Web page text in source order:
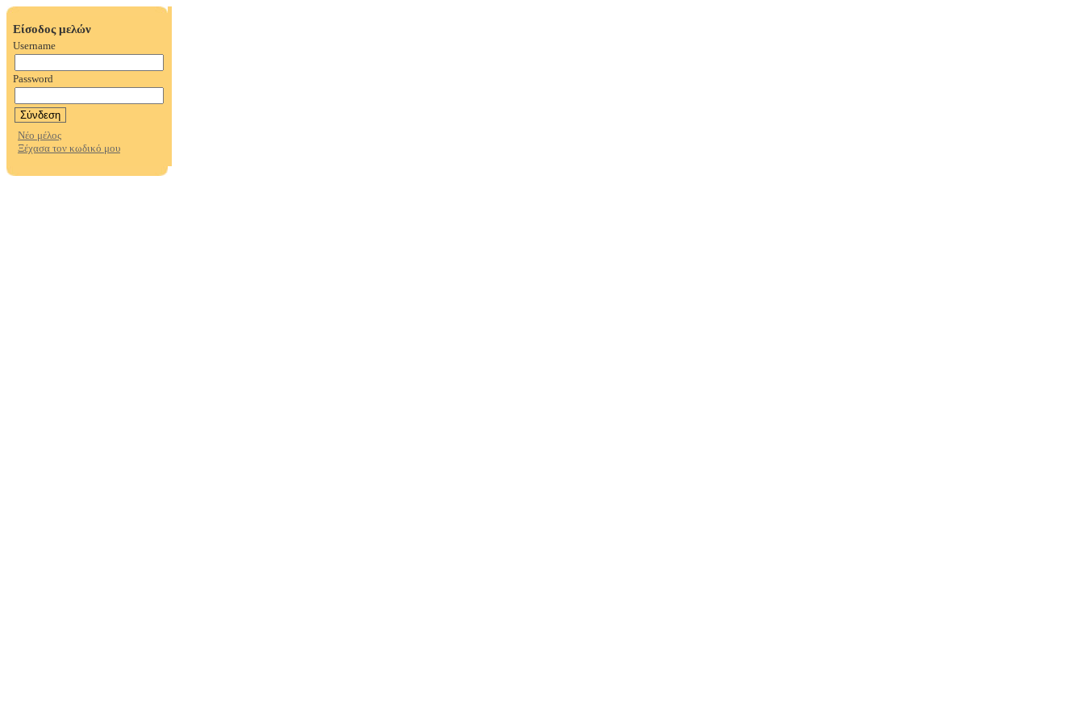
Είσοδος μελών
Username
Password
Νέο μέλος
Ξέχασα τον κωδικό μου